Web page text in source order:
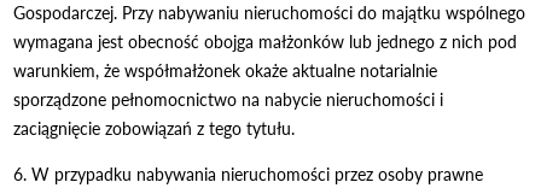
Gospodarczej. Przy nabywaniu nieruchomości do majątku wspólnego
wymagana jest obecność obojga małżonków lub jednego z nich pod
warunkiem, że współmałżonek okaże aktualne notarialnie
sporządzone pełnomocnictwo na nabycie nieruchomości i
zaciągnięcie zobowiązań z tego tytułu.
6. W przypadku nabywania nieruchomości przez osoby prawne